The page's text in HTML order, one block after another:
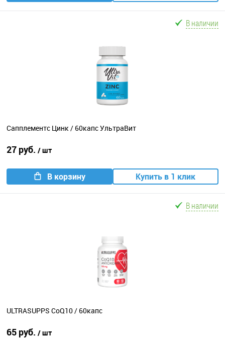
В наличии
Сапплементс Цинк / 60капс УльтраВит
27 руб. / шт
В корзину Купить в 1 клик
В наличии
ULTRASUPPS CoQ10 / 60капс
65 руб. / шт